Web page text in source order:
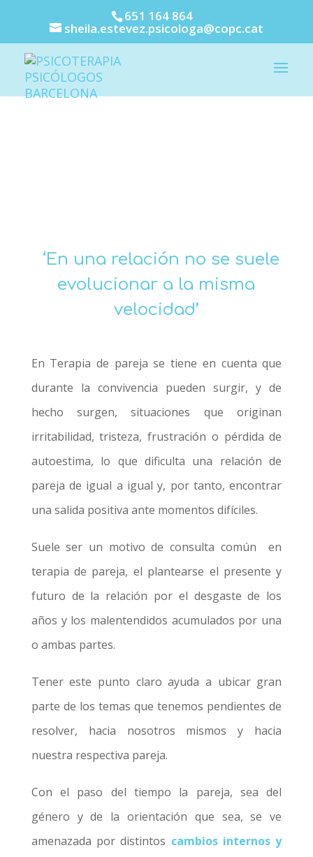
651 164 864
sheila.estevez.psicologa@copc.cat
Terapia de
‘En una relación no se suele
evolucionar a la misma
velocidad’
En Terapia de pareja se tiene en cuenta que
durante la convivencia pueden surgir, y de
hecho surgen, situaciones que originan
irritabilidad, tristeza, frustración o pérdida de
autoestima, lo que dificulta una relación de
pareja de igual a igual y, por tanto, encontrar
una salida positiva ante momentos difíciles.
Suele ser un motivo de consulta común en
terapia de pareja, el plantearse el presente y
futuro de la relación por el desgaste de los
años y los malentendidos acumulados por una
o ambas partes.
Tener este punto claro ayuda a ubicar gran
parte de los temas que tenemos pendientes de
resolver, hacia nosotros mismos y hacia
nuestra respectiva pareja.
Con el paso del tiempo la pareja, sea del
género y de la orientación que sea, se ve
amenazada por distintos cambios internos y